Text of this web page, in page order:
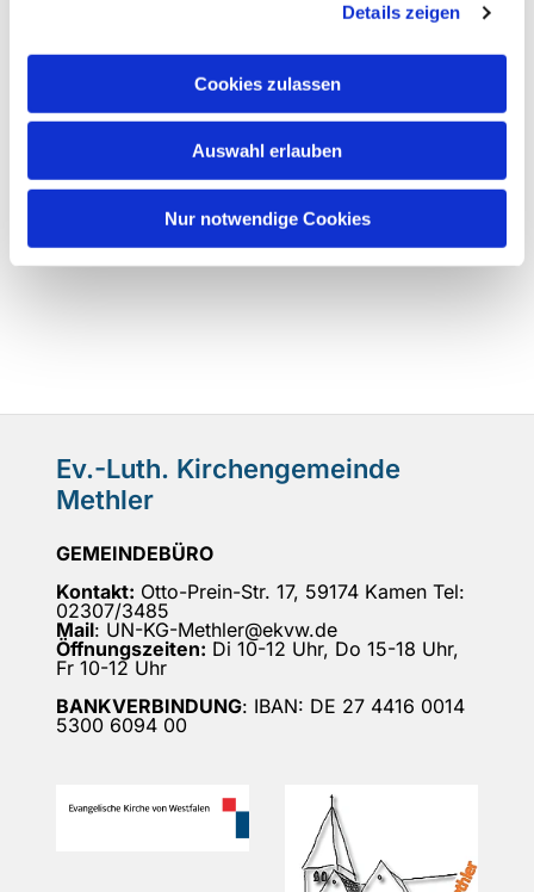
Details zeigen
Cookies zulassen
Auswahl erlauben
Nur notwendige Cookies
Ev.-Luth. Kirchengemeinde
Methler
GEMEINDEBÜRO
Kontakt: Otto-Prein-Str. 17, 59174 Kamen Tel:
02307/3485
Mail: UN-KG-Methler@ekvw.de
Öffnungszeiten: Di 10-12 Uhr, Do 15-18 Uhr,
Fr 10-12 Uhr
BANKVERBINDUNG: IBAN: DE 27 4416 0014
5300 6094 00